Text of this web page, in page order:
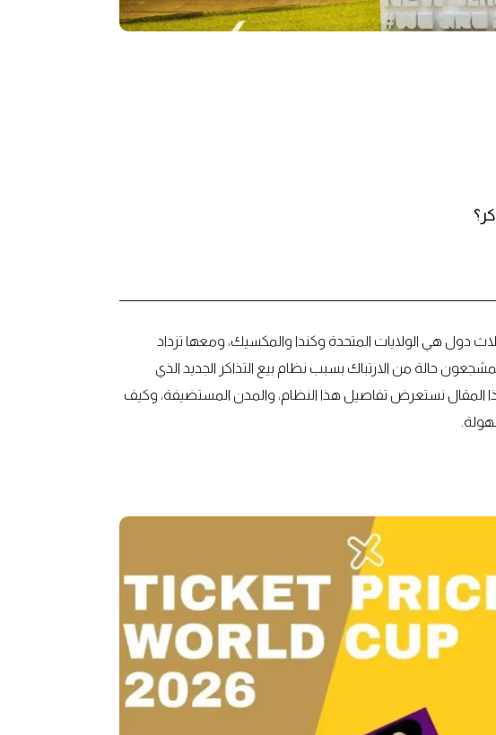
لأول مرة في ثلاث دول هي الولايات المتحدة وكندا والمكسيك، ومعها تزداد
حالة من الارتباك بسبب نظام بيع التذاكر الجديد الذي
نستعرض تفاصيل هذا النظام، والمدن المستضيفة، وكيف